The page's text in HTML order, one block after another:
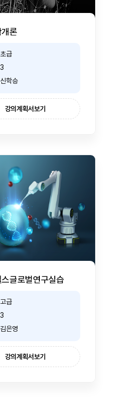
론
초급
3
신학승
강의계획서보기
글로벌연구실습
고급
3
김은영
강의계획서보기